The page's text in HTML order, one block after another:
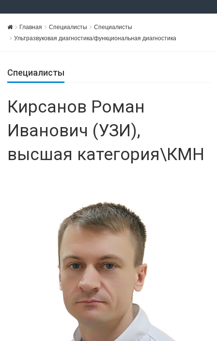
Главная Специалисты
Специалисты
Ультразвуковая диагностика/функциональная диагностика
Специалисты
Кирсанов Роман
Иванович (УЗИ),
высшая категория\КМН